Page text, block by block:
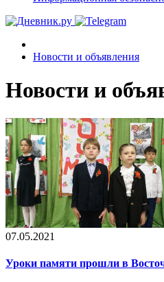
Новости и объявления
Новости и
07.05.2021
Уроки памяти прошли в